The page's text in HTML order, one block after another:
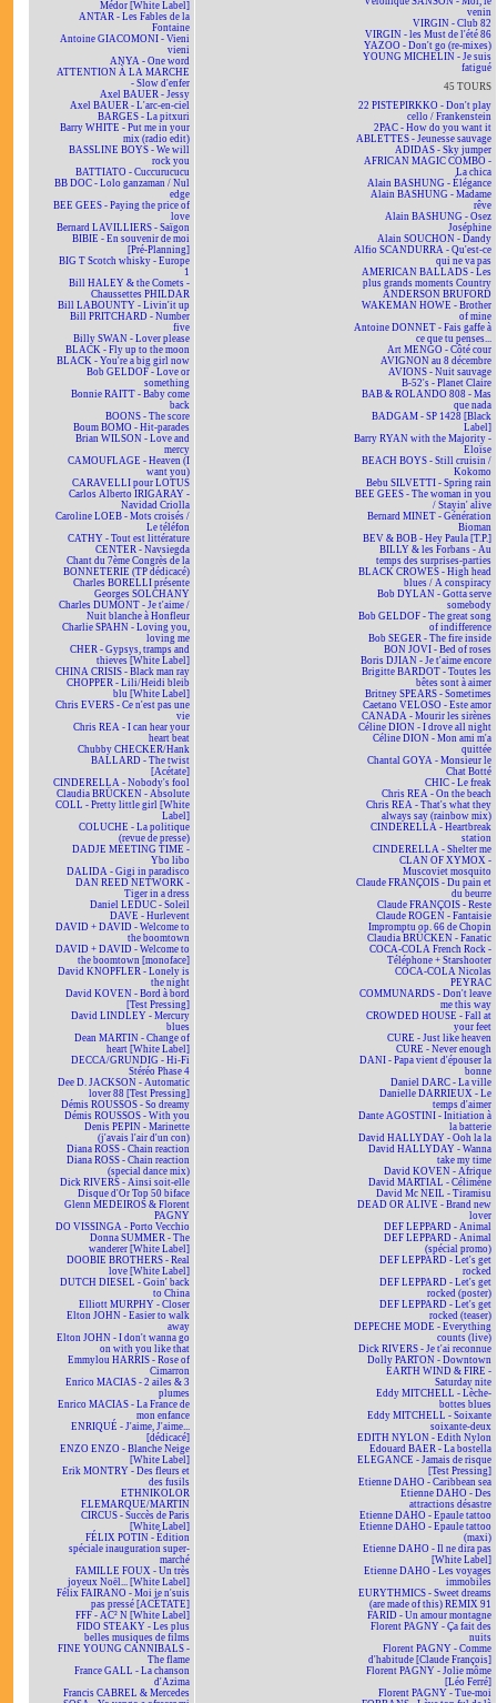
Médor [White Label]
ANTAR - Les Fables de la
Fontaine
Antoine GIACOMONI - Vieni
vieni
ANYA - One word
ATTENTION À LA MARCHE
- Slow d'enfer
Axel BAUER - Jessy
Axel BAUER - L'arc-en-ciel
BARGES - La pitxuri
Barry WHITE - Put me in your
mix (radio edit)
BASSLINE BOYS - We will
rock you
BATTIATO - Cuccurucucu
BB DOC - Lolo ganzaman / Nul
edge
BEE GEES - Paying the price of
love
Bernard LAVILLIERS - Saïgon
BIBIE - En souvenir de moi
[Pré-Planning]
BIG T Scotch whisky - Europe
1
Bill HALEY & the Comets -
Chaussettes PHILDAR
Bill LABOUNTY - Livin'it up
Bill PRITCHARD - Number
five
Billy SWAN - Lover please
BLACK - Fly up to the moon
BLACK - You're a big girl now
Bob GELDOF - Love or
something
Bonnie RAITT - Baby come
back
BOONS - The score
Boum BOMO - Hit-parades
Brian WILSON - Love and
mercy
CAMOUFLAGE - Heaven (I
want you)
CARAVELLI pour LOTUS
Carlos Alberto IRIGARAY -
Navidad Criolla
Caroline LOEB - Mots croisés /
Le téléfon
CATHY - Tout est littérature
CENTER - Navsiegda
Chant du 7ème Congrès de la
BONNETERIE (TP dédicacé)
Charles BORELLI présente
Georges SOLCHANY
Charles DUMONT - Je t'aime /
Nuit blanche à Honfleur
Charlie SPAHN - Loving you,
loving me
CHER - Gypsys, tramps and
thieves [White Label]
CHINA CRISIS - Black man ray
CHOPPER - Lili/Heidi bleib
blu [White Label]
Chris EVERS - Ce n'est pas une
vie
Chris REA - I can hear your
heart beat
Chubby CHECKER/Hank
BALLARD - The twist
[Acétate]
CINDERELLA - Nobody's fool
Claudia BRÜCKEN - Absolute
COLL - Pretty little girl [White
Label]
COLUCHE - La politique
(revue de presse)
DADJE MEETING TIME -
Ybo libo
DALIDA - Gigi in paradisco
DAN REED NETWORK -
Tiger in a dress
Daniel LEDUC - Soleil
DAVE - Hurlevent
DAVID + DAVID - Welcome to
the boomtown
DAVID + DAVID - Welcome to
the boomtown [monoface]
David KNOPFLER - Lonely is
the night
David KOVEN - Bord à bord
[Test Pressing]
David LINDLEY - Mercury
blues
Dean MARTIN - Change of
heart [White Label]
DECCA/GRUNDIG - Hi-Fi
Stéréo Phase 4
Dee D. JACKSON - Automatic
lover 88 [Test Pressing]
Démis ROUSSOS - So dreamy
Démis ROUSSOS - With you
Denis PEPIN - Marinette
(j'avais l'air d'un con)
Diana ROSS - Chain reaction
Diana ROSS - Chain reaction
(special dance mix)
Dick RIVERS - Ainsi soit-elle
Disque d'Or Top 50 biface
Glenn MEDEIROS & Florent
PAGNY
DO VISSINGA - Porto Vecchio
Donna SUMMER - The
wanderer [White Label]
DOOBIE BROTHERS - Real
love [White Label]
DUTCH DIESEL - Goin' back
to China
Elliott MURPHY - Closer
Elton JOHN - Easier to walk
away
Elton JOHN - I don't wanna go
on with you like that
Emmylou HARRIS - Rose of
Cimarron
Enrico MACIAS - 2 ailes & 3
plumes
Enrico MACIAS - La France de
mon enfance
ENRIQUÉ - J'aime, J'aime...
[dédicacé]
ENZO ENZO - Blanche Neige
[White Label]
Erik MONTRY - Des fleurs et
des fusils
ETHNIKOLOR
F.LEMARQUE/MARTIN
CIRCUS - Succès de Paris
[White Label]
FÉLIX POTIN - Édition
spéciale inauguration super-
marché
FAMILLE FOUX - Un très
joyeux Noël... [White Label]
Félix FAIRANO - Moi je n'suis
pas pressé [ACÉTATE]
FFF - AC² N [White Label]
FIDO STEAKY - Les plus
belles musiques de films
FINE YOUNG CANNIBALS -
The flame
France GALL - La chanson
d'Azima
Francis CABREL & Mercedes
venin
VIRGIN - Club 82
VIRGIN - les Must de l'été 86
YAZOO - Don't go (re-mixes)
YOUNG MICHELIN - Je suis
fatigué
45 TOURS
22 PISTEPIRKKO - Don't play
cello / Frankenstein
2PAC - How do you want it
ABLETTES - Jeunesse sauvage
ADIDAS - Sky jumper
AFRICAN MAGIC COMBO -
La chica
Alain BASHUNG - Élégance
Alain BASHUNG - Madame
rêve
Alain BASHUNG - Osez
Joséphine
Alain SOUCHON - Dandy
Alfio SCANDURRA - Qu'est-ce
qui ne va pas
AMERICAN BALLADS - Les
plus grands moments Country
ANDERSON BRUFORD
WAKEMAN HOWE - Brother
of mine
Antoine DONNET - Fais gaffe à
ce que tu penses...
Art MENGO - Côté cour
AVIGNON au 8 décembre
AVIONS - Nuit sauvage
B-52's - Planet Claire
BAB & ROLANDO 808 - Mas
que nada
BADGAM - SP 1428 [Black
Label]
Barry RYAN with the Majority -
Eloïse
BEACH BOYS - Still cruisin /
Kokomo
Bebu SILVETTI - Spring rain
BEE GEES - The woman in you
/ Stayin' alive
Bernard MINET - Génération
Bioman
BEV & BOB - Hey Paula [T.P.]
BILLY & les Forbans - Au
temps des surprises-parties
BLACK CROWES - High head
blues / A conspiracy
Bob DYLAN - Gotta serve
somebody
Bob GELDOF - The great song
of indifference
Bob SEGER - The fire inside
BON JOVI - Bed of roses
Boris DJIAN - Je t'aime encore
Brigitte BARDOT - Toutes les
bêtes sont à aimer
Britney SPEARS - Sometimes
Caetano VELOSO - Este amor
CANADA - Mourir les sirènes
Céline DION - I drove all night
Céline DION - Mon ami m'a
quittée
Chantal GOYA - Monsieur le
Chat Botté
CHIC - Le freak
Chris REA - On the beach
Chris REA - That's what they
always say (rainbow mix)
CINDERELLA - Heartbreak
station
CINDERELLA - Shelter me
CLAN OF XYMOX -
Muscoviet mosquito
Claude FRANÇOIS - Du pain et
du beurre
Claude FRANÇOIS - Reste
Claude ROGEN - Fantaisie
Impromptu op. 66 de Chopin
Claudia BRÜCKEN - Fanatic
COCA-COLA French Rock -
Téléphone + Starshooter
COCA-COLA Nicolas
PEYRAC
COMMUNARDS - Don't leave
me this way
CROWDED HOUSE - Fall at
your feet
CURE - Just like heaven
CURE - Never enough
DANI - Papa vient d'épouser la
bonne
Daniel DARC - La ville
Danielle DARRIEUX - Le
temps d'aimer
Dante AGOSTINI - Initiation à
la batterie
David HALLYDAY - Ooh la la
David HALLYDAY - Wanna
take my time
David KOVEN - Afrique
David MARTIAL - Célimène
David Mc NEIL - Tiramisu
DEAD OR ALIVE - Brand new
lover
DEF LEPPARD - Animal
DEF LEPPARD - Animal
(spécial promo)
DEF LEPPARD - Let's get
rocked
DEF LEPPARD - Let's get
rocked (poster)
DEF LEPPARD - Let's get
rocked (teaser)
DEPECHE MODE - Everything
counts (live)
Dick RIVERS - Je t'ai reconnue
Dolly PARTON - Downtown
EARTH WIND & FIRE -
Saturday nite
Eddy MITCHELL - Lèche-
bottes blues
Eddy MITCHELL - Soixante
soixante-deux
EDITH NYLON - Edith Nylon
Edouard BAER - La bostella
ELEGANCE - Jamais de risque
[Test Pressing]
Etienne DAHO - Caribbean sea
Etienne DAHO - Des
attractions désastre
Etienne DAHO - Epaule tattoo
Etienne DAHO - Epaule tattoo
(maxi)
Etienne DAHO - Il ne dira pas
[White Label]
Etienne DAHO - Les voyages
immobiles
EURYTHMICS - Sweet dreams
(are made of this) REMIX 91
FARID - Un amour montagne
Florent PAGNY - Ça fait des
nuits
Florent PAGNY - Comme
d'habitude [Claude François]
Florent PAGNY - Jolie môme
[Léo Ferré]
Florent PAGNY - Tue-moi